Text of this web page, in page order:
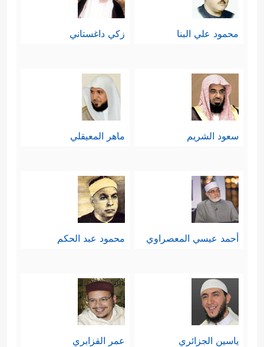
محمود علي البنا زكي داغستاني
سعود الشريم ماهر المعيقلي
أحمد عيسي المعصراوي محمود عبد الحكم
ياسين الجزائري عمر القزابري